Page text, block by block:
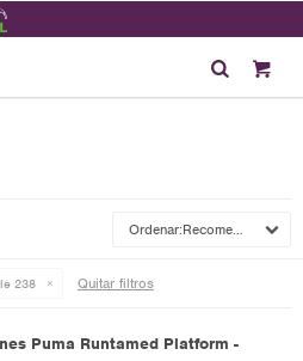
Recomendados
238 Quitar filtros
Puma Runtamed Platform -